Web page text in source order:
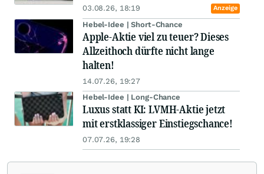
03.08.26, 18:19 Anzeige
Hebel-Idee | Short-Chance
Apple-Aktie viel zu teuer? Dieses
Allzeithoch dürfte nicht lange
halten!
14.07.26, 19:27
Hebel-Idee | Long-Chance
Luxus statt KI: LVMH-Aktie jetzt
mit erstklassiger Einstiegschance!
07.07.26, 19:28